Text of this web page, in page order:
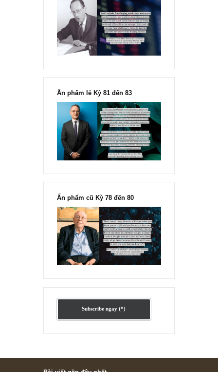
“Đừng sợ mua cổ phiếu dài hạn
chỉ vì chiến tranh”, ngài Philip
Fisher
Ấn phẩm lẻ Kỳ 81 đến 83